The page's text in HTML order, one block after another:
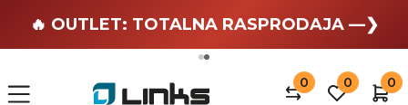
🏄 Zaslužuješ odmor —❯
🔥 OUTLET: TOTALNA RASPRODAJA —❯
0 0 0